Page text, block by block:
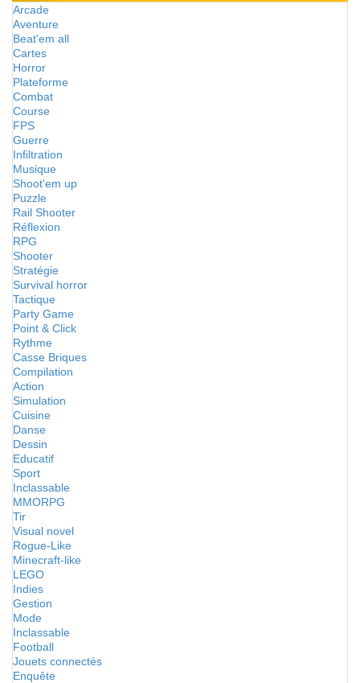
Arcade
Aventure
Beat'em all
Cartes
Horror
Plateforme
Combat
Course
FPS
Guerre
Infiltration
Musique
Shoot'em up
Puzzle
Rail Shooter
Réflexion
RPG
Shooter
Stratégie
Survival horror
Tactique
Party Game
Point & Click
Rythme
Casse Briques
Compilation
Action
Simulation
Cuisine
Danse
Dessin
Educatif
Sport
Inclassable
MMORPG
Tir
Visual novel
Rogue-Like
Minecraft-like
LEGO
Indies
Gestion
Mode
Inclassable
Football
Jouets connectés
Enquête